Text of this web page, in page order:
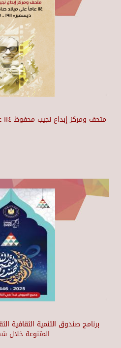
متحف ومركز إبداع نجيب محفوظ ١١٤ عاماً على ميلاد صاحب الثلاثية
برنامج صندوق التنمية الثقافية
المتنوعة خلال